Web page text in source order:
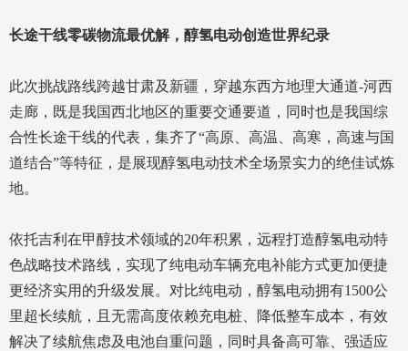
长途干线零碳物流最优解，醇氢电动创造世界纪录
此次挑战路线跨越甘肃及新疆，穿越东西方地理大通道-河西
走廊，既是我国西北地区的重要交通要道，同时也是我国综
合性长途干线的代表，集齐了“高原、高温、高寒，高速与国
道结合”等特征，是展现醇氢电动技术全场景实力的绝佳试炼
地。
依托吉利在甲醇技术领域的20年积累，远程打造醇氢电动特
色战略技术路线，实现了纯电动车辆充电补能方式更加便捷
更经济实用的升级发展。对比纯电动，醇氢电动拥有1500公
里超长续航，且无需高度依赖充电桩、降低整车成本，有效
解决了续航焦虑及电池自重问题，同时具备高可靠、强适应